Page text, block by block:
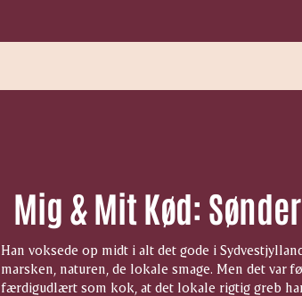
Mig & Mit Kød:
Han voksede op midt i alt det gode i
marsken, naturen, de lokale smage. Men det var
færdigudlært som kok, at det lokale rigtig greb